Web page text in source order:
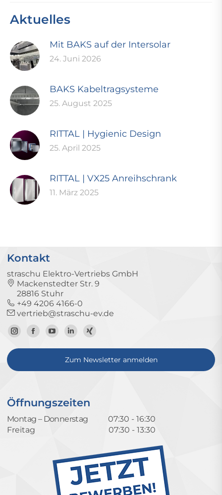
Aktuelles
Mit BAKS auf der Intersolar
24. Juni 2026
BAKS Kabeltragsysteme
25. August 2025
RITTAL | Hygienic Design
25. April 2025
RITTAL | VX25 Anreihschrank
11. März 2025
Kontakt
straschu Elektro-Vertriebs GmbH
Mackenstedter Str. 9
28816 Stuhr
+49 4206 4166-0
vertrieb@straschu-ev.de
Zum
Instagram-
Zur
Facebook-
Zum
YouTube-
Kanal
Zum
LinkedIn-
Profil
Zum
Xing-
Profil
Zum Newsletter anmelden
Öffnungszeiten
Montag – Donnerstag
07:30 - 16:30
Freitag
07:30 - 13:30